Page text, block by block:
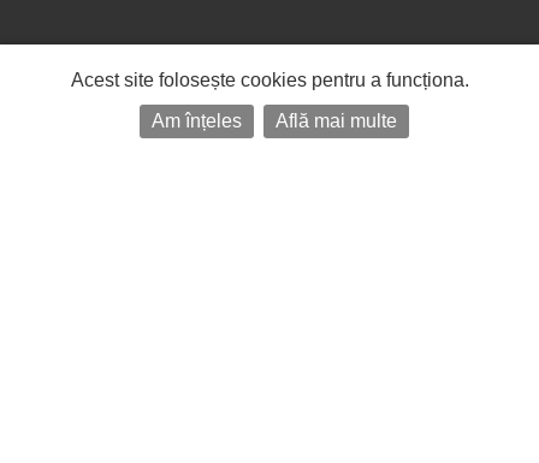
Acest site folosește cookies pentru a funcționa.
Am înțeles
Află mai multe